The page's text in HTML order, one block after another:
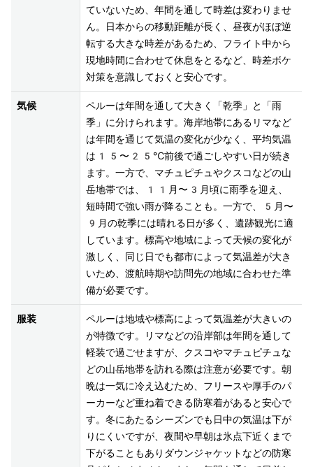
ていないため、年間を通して時差は変わりませ
ん。日本からの移動距離が長く、昼夜がほぼ逆
転する大きな時差があるため、フライト中から
現地時間に合わせて休息をとるなど、時差ボケ
気候
ペルーは年間を通して大きく「乾季」と「雨
季」に分けられます。海岸地帯にあるリマなど
は年間を通じて気温の変化が少なく、平均気温
は15〜25℃前後で過ごしやすい日が続き
ます。一方で、マチュピチュやクスコなどの山
岳地帯では、11月〜3月頃に雨季を迎え、
短時間で強い雨が降ることも。一方で、5月〜
9月の乾季には晴れる日が多く、遺跡観光に適
しています。標高や地域によって天候の変化が
激しく、同じ日でも都市によって気温差が大き
いため、渡航時期や訪問先の地域に合わせた準
服装
ペルーは地域や標高によって気温差が大きいの
が特徴です。リマなどの沿岸部は年間を通して
軽装で過ごせますが、クスコやマチュピチュな
どの山岳地帯を訪れる際は注意が必要です。朝
晩は一気に冷え込むため、フリースや厚手のパ
ーカーなど重ね着できる防寒着があると安心で
す。冬にあたるシーズンでも日中の気温は下が
りにくいですが、夜間や早朝は氷点下近くまで
下がることもありダウンジャケットなどの防寒